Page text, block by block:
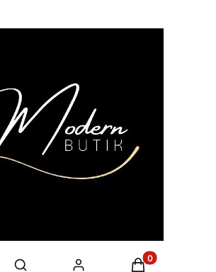
Otwórz wyszukiwarkę Produkty w